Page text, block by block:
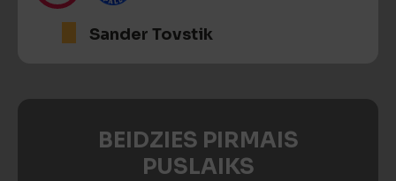
Sander Tovstik
BEIDZIES PIRMAIS
PUSLAIKS